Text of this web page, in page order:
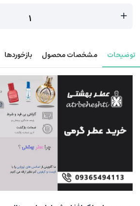
توضیحات مشخصات محصول بازخوردها